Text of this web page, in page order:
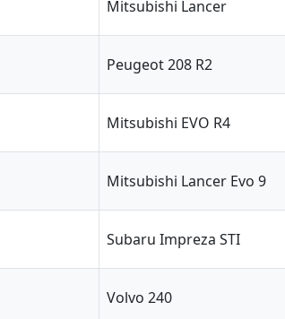
Mitsubishi Lancer
Peugeot 208 R2
Mitsubishi EVO R4
Mitsubishi Lancer Evo 9
Subaru Impreza STI
Volvo 240